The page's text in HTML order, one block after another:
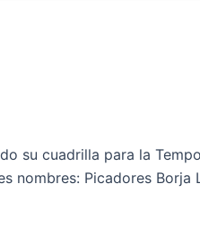
su cuadrilla para la
nombres: Picadores